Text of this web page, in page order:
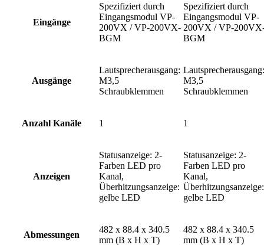
Eingänge
Spezifiziert durch
Eingangsmodul VP-
200VX / VP-200VX-
BGM
Spezifiziert durch
Eingangsmodul VP-
200VX / VP-
BGM
Ausgänge
Lautsprecherausgang:
M3,5
Schraubklemmen
Lautsprecherausgang:
M3,5
Schraubklemmen
Anzahl Kanäle 1 1
Anzeigen
Statusanzeige: 2-
Farben LED pro
Kanal,
Überhitzungsanzeige:
gelbe LED
Statusanzeige: 2-
Farben LED pro
Kanal,
Überhitzungsanzeige:
gelbe LED
Abmessungen
482 x 88.4 x 340.5
mm (B x H x T)
482 x 88.4 x 340.5
mm (B x H x T)